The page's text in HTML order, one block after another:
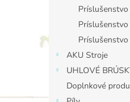
e
AKU Stroje
UHLOVÉ
Doplnkové